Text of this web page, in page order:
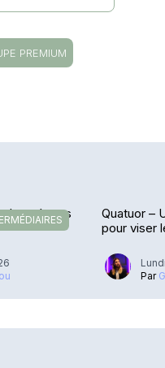
PREMIUM
Lancé vers
Quatuor –
pour viser
Par